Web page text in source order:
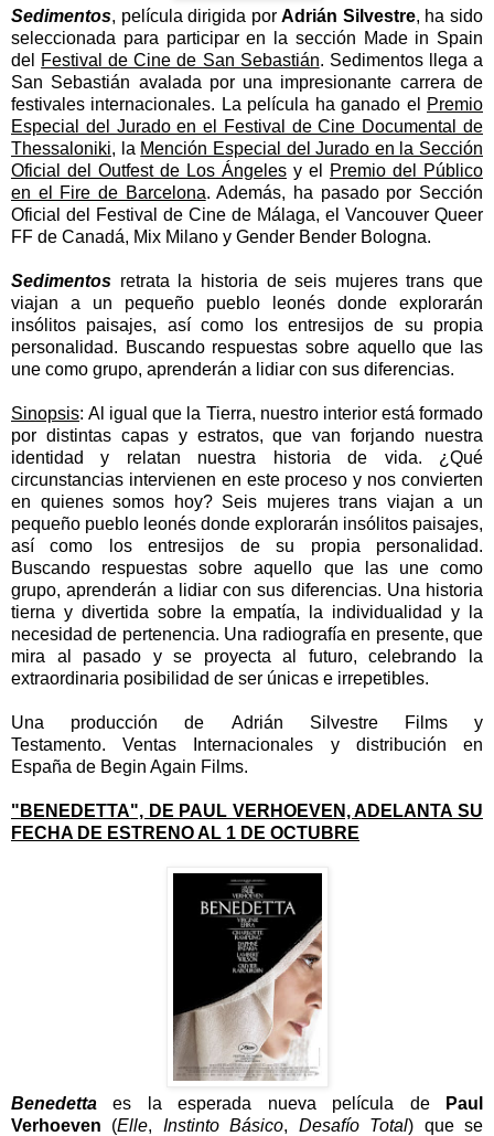
Sedimentos, película dirigida porAdrián Silvestre, ha sido
seleccionada para participar en la sección Made in Spain
del
Festival de Cine de San Sebastián. Sedimentos llega a
San Sebastián avalada por una impresionante carrera de
festivales internacionales. La película ha ganado el
Premio
Especial del Jurado en el Festival de Cine Documental de
Thessaloniki, la Mención Especial del Jurado en la Sección
Oficial del Outfest de Los Ángeles y el
Premio del Público
en el Fire de Barcelona. Además, ha pasado por Sección
Oficial del Festival de Cine de Málaga, el Vancouver Queer
FF de Canadá, Mix Milano y Gender Bender Bologna.
Sedimentos retrata la historia de seis mujeres trans que
viajan a un pequeño pueblo leonés donde explorarán
insólitos paisajes, así como los entresijos de su propia
personalidad. Buscando respuestas sobre aquello que las
une como grupo, aprenderán a lidiar con sus diferencias.
Sinopsis:Al igual que la Tierra, nuestro interior está formado
por distintas capas y estratos, que van forjando nuestra
identidad y relatan nuestra historia de vida. ¿Qué
circunstancias intervienen en este proceso y nos convierten
en quienes somos hoy? Seis mujeres trans viajan a un
pequeño pueblo leonés donde explorarán insólitos paisajes,
así como los entresijos de su propia personalidad.
Buscando respuestas sobre aquello que las une como
grupo, aprenderán a lidiar con sus diferencias. Una historia
tierna y divertida sobre la empatía, la individualidad y la
necesidad de pertenencia. Una radiografía en presente, que
mira al pasado y se proyecta al futuro, celebrando la
extraordinaria posibilidad de ser únicas e irrepetibles.
Una producción de Adrián Silvestre Films y
Testamento.Ventas Internacionales y distribución en
España de Begin Again Films.
"BENEDETTA", DE PAUL VERHOEVEN, ADELANTA SU
FECHA DE ESTRENO AL 1 DE OCTUBRE
Benedettaes la esperada nueva película dePaul
Verhoeven (Elle, Instinto Básico, Desafío Total) que se